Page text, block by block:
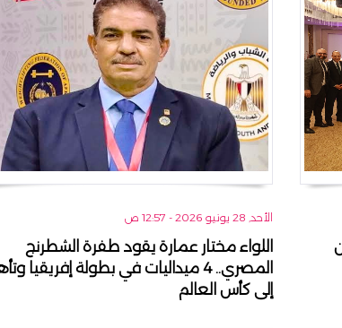
الأحد, 28 يونيو 2026 - 12:57 ص
اللواء مختار عمارة يقود طفرة الشطرنج
المصري.. 4 ميداليات في بطولة إفريقيا
إلى كأس العالم